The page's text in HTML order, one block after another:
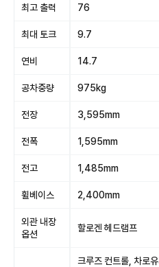
최고 출력 76
최대 토크 9.7
연비 14.7
공차중량 975kg
전장 3,595mm
전폭 1,595mm
전고 1,485mm
휠베이스 2,400mm
외관 내장
옵션
할로겐 헤드램프
크루즈 컨트롤, 차로유